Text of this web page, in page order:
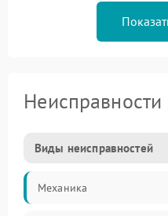
Виды неисправностей
Механика